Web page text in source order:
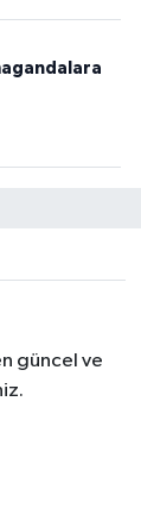
güncel ve